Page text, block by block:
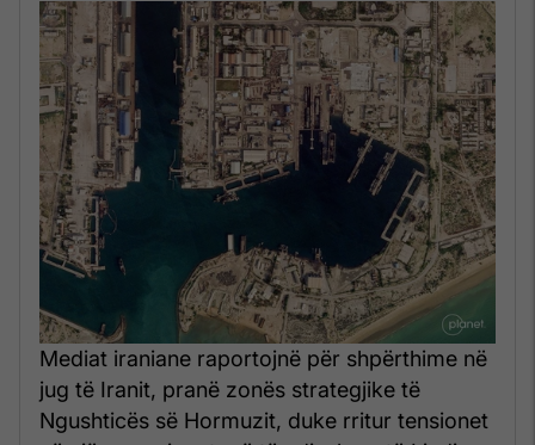
Mediat iraniane raportojnë për shpërthime në
jug të Iranit, pranë zonës strategjike të
Ngushticës së Hormuzit, duke rritur tensionet